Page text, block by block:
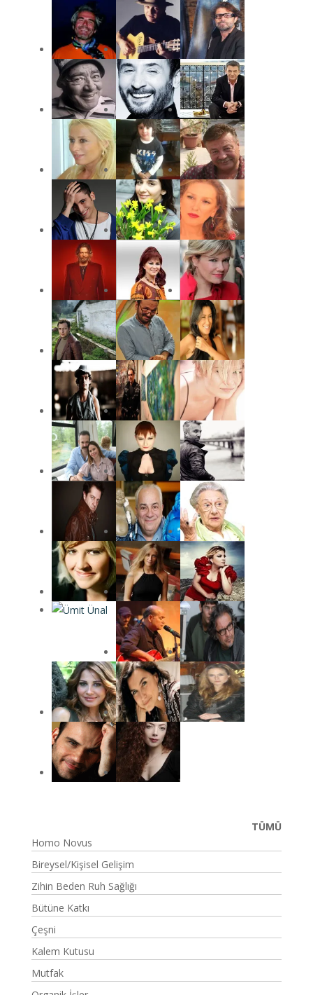
TÜMÜ
Homo Novus
Bireysel/Kişisel Gelişim
Zihin Beden Ruh Sağlığı
Bütüne Katkı
Çeşni
Kalem Kutusu
Mutfak